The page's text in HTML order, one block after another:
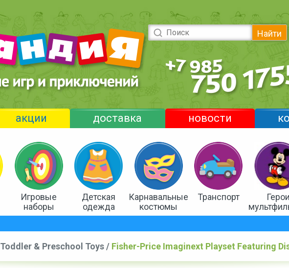
Найти
акции доставка новости
Игровые
наборы
Детская
одежда
Карнавальные
костюмы
Транспорт
Герои
Toddler & Preschool Toys / Fisher-Price Imaginext Playset Featuring